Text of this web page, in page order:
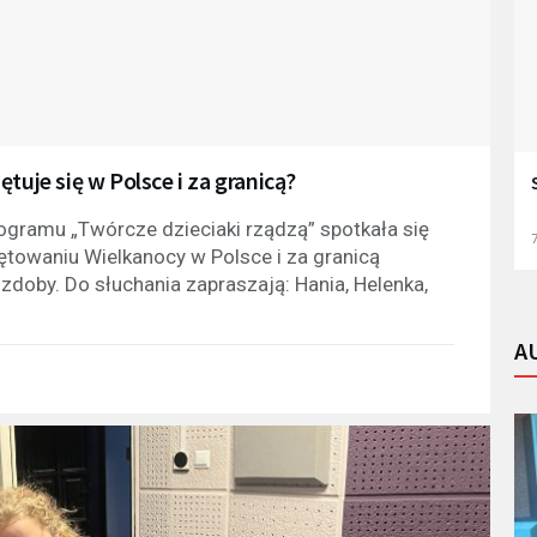
się w Polsce i za granicą?
„Twórcze dzieciaki rządzą” spotkała się
Wielkanocy w Polsce i za granicą
Do słuchania zapraszają: Hania, Helenka,